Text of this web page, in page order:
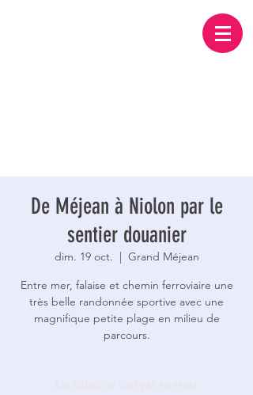
De Méjean à Niolon par le
sentier douanier
dim. 19 oct.
  |
Grand Méjean
Entre mer, falaise et chemin ferroviaire une
très belle randonnée sportive avec une
magnifique petite plage en milieu de
parcours.